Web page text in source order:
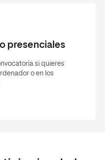
presenciales
si quieres
o en los